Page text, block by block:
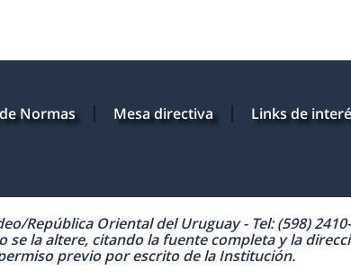
Normas Mesa directiva
Links de
República Oriental del Uruguay - Tel: (598)
la altere, citando la fuente completa y la
previo por escrito de la Institución.